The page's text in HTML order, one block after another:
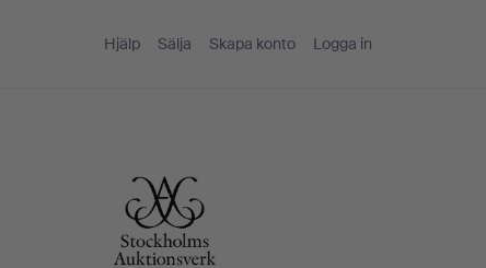
Hjälp Sälja Skapa konto Logga in